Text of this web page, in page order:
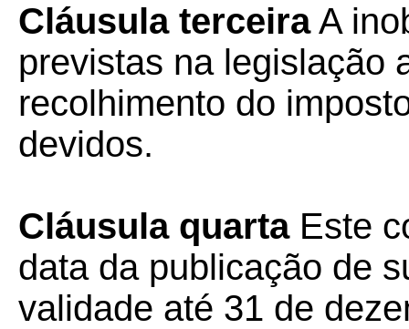
Cláusula terceiraA
previstas na legislação
recolhimento do
devidos.
Cláusula quartaEste
data da publicação de
validade até 31 de